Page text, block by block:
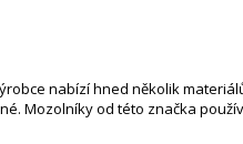
nabízí hned několik
Mozolníky od této značka